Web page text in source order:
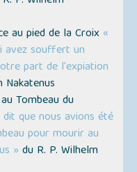
au pied de la Croix «
avez souffert un
part de l'expiation
Nakatenus
Tombeau du
que nous avions été
pour mourir au
» du R. P. Wilhelm